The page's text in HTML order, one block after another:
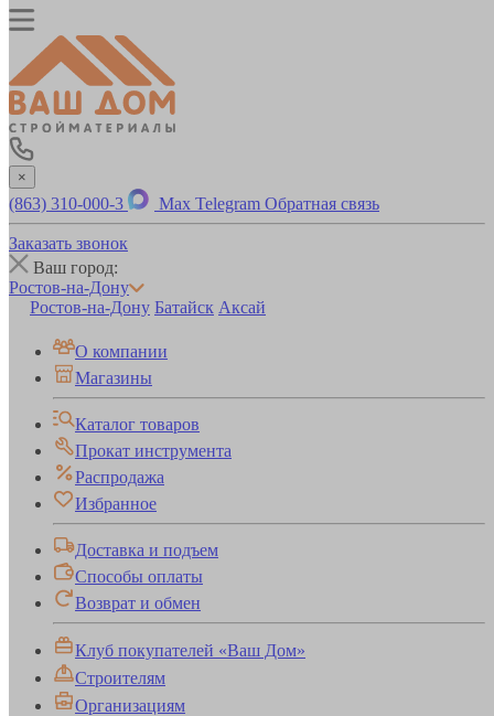
×
(863) 310-000-3 Max Telegram Обратная связь
Заказать звонок
Ваш город:
Ростов-на-Дону
Ростов-на-Дону Батайск Аксай
О компании
Магазины
Каталог товаров
Прокат инструмента
Распродажа
Избранное
Доставка и подъем
Способы оплаты
Возврат и обмен
Клуб покупателей «Ваш Дом»
Строителям
Организациям